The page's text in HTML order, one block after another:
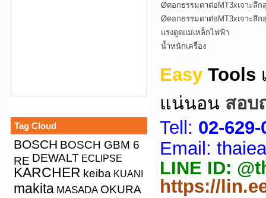
Tag Cloud
BOSCH BOSCH GBM 6
RE DEWALT ECLIPSE
KARCHER keiba KUANI
makita MASADA OKURA
Øดอกธรรมดาต่อMT3xเจาะลึก
Øดอกธรรมดาต่อMT3xเจาะลึก
แรงดูดแม่เหล็กไฟฟ้า
น้ำหนักเครื่อง
Easy Tools
แน่นอน สอบ
Tell: 02-629-
Email:
LINE ID:
https://